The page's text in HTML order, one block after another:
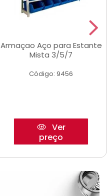
Armaçao Aço para Estante
Mista 3/5/7
Código: 9456
Ver
preço